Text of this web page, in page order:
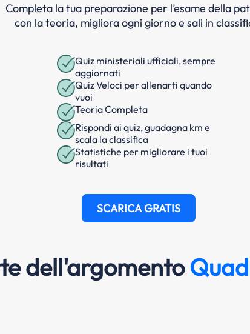
Completa la tua preparazione per l’esame della
con la teoria, migliora ogni giorno e sali in
Quiz ministeriali ufficiali, sempre
aggiornati
Quiz Veloci per allenarti quando
vuoi
Teoria Completa
Rispondi ai quiz, guadagna km e
scala la classifica
Statistiche per migliorare i tuoi
risultati
SCARICA GRATIS
dell'argomento